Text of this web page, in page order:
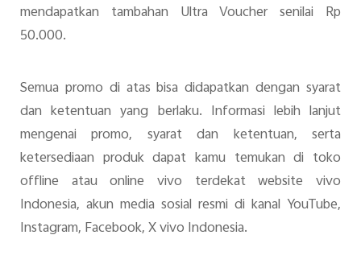
mendapatkan tambahan Ultra Voucher senilai Rp
50.000.
Semua promo di atas bisa didapatkan dengan syarat
dan ketentuan yang berlaku. Informasi lebih lanjut
mengenai promo, syarat dan ketentuan, serta
ketersediaan produk dapat kamu temukan di toko
offline atau online vivo terdekat website vivo
Indonesia, akun media sosial resmi di kanal YouTube,
Instagram, Facebook, X vivo Indonesia.